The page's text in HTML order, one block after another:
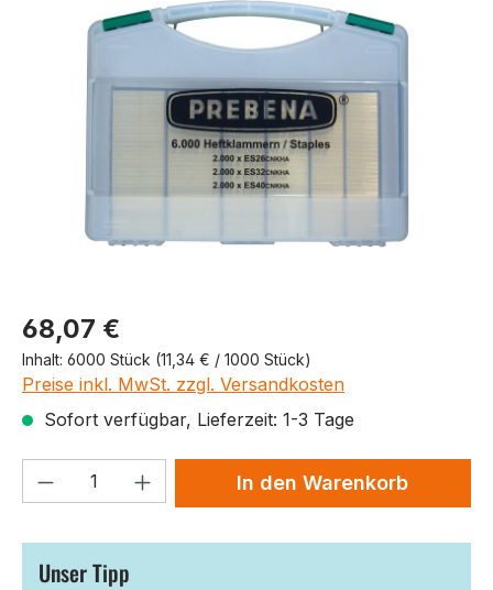
Bildergalerie überspringen
Produktpreis
68,07 €
Inhalt: 6000 Stück (11,34 € / 1000 Stück)
Preise inkl. MwSt. zzgl. Versandkosten
Sofort verfügbar, Lieferzeit: 1-3 Tage
Produkt Anzahl: Gib denIn den Warenkorb
Unser Tipp